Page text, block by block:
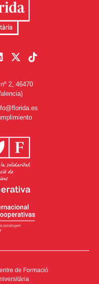
2, 46470
de Formació